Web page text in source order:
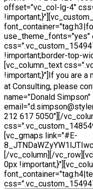
offset="vc_col-lg-4"
!important;border-top-
[vc_column_text
!important;}"]If you are a
at Consulting, please
name="Donald
212 617 5050"][/
[vc_gmaps link="#E-
[/vc_column][/
0px